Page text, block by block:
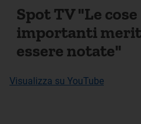
Spot TV "Le cose
importanti
essere notate"
Visualizza su YouTube